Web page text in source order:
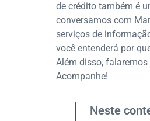
de crédito também é
conversamos com
serviços de
você entenderá por
Além disso,
Acompanhe!
Neste